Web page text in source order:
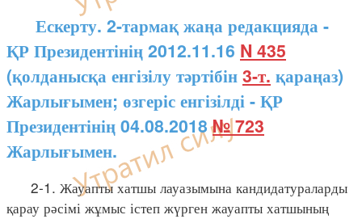
Ескерту. 2-тармақ жаңа редакцияда -
ҚР Президентінің 2012.11.16 N 435
(қолданысқа енгізілу тәртібін3-т. қараңаз)
Жарлығымен; өзгеріс енгізілді - ҚР
Президентінің 04.08.2018№ 723
Жарлығымен.
2-1. Жауапты хатшы лауазымына кандидатураларды
қарау рәсімі жұмыс істеп жүрген жауапты хатшының